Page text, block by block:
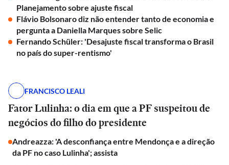
Planejamento sobre ajuste fiscal
Flávio Bolsonaro diz não entender tanto de economia e
pergunta a Daniella Marques sobre Selic
Fernando Schüler: 'Desajuste fiscal transforma o Brasil
no país do super-rentismo'
FRANCISCO LEALI
Fator Lulinha: o dia em que a PF suspeitou de
negócios do filho do presidente
Andreazza: 'A desconfiança entre Mendonça e a direção
da PF no caso Lulinha'; assista